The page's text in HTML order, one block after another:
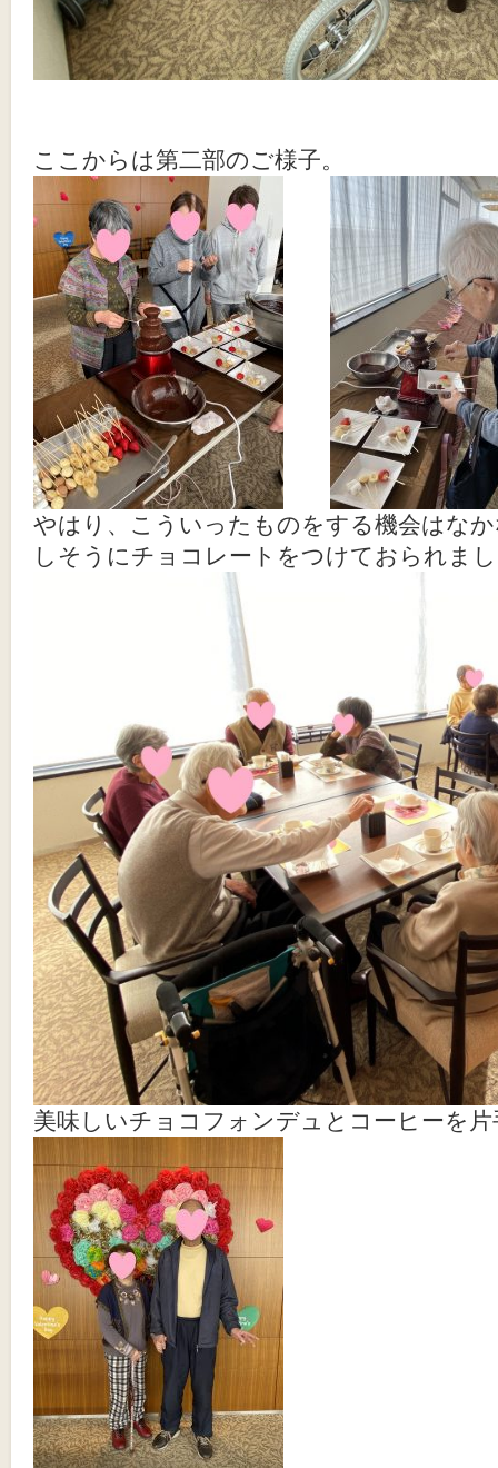
ここからは第二部のご様子。
やはり、こういったものをする機会はな
しそうにチョコレートをつけておられま
美味しいチョコフォンデュとコーヒーを